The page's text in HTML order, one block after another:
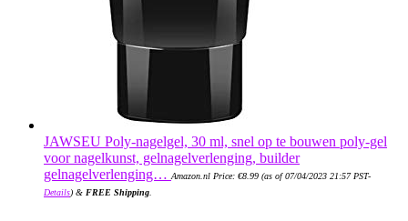
JAWSEU Poly-nagelgel, 30 ml, snel op te bouwen poly-gel
voor nagelkunst, gelnagelverlenging, builder
gelnagelverlenging… Amazon.nl Price: €8.99 (as of 07/04/2023 21:57 PST-
Details) & FREE Shipping